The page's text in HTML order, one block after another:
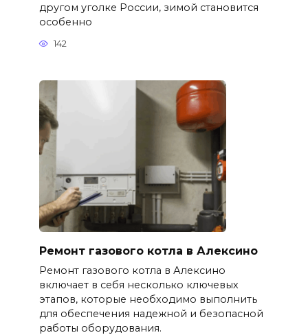
другом уголке России, зимой становится
особенно
142
Ремонт газового котла в Алексино
Ремонт газового котла в Алексино
включает в себя несколько ключевых
этапов, которые необходимо выполнить
для обеспечения надежной и безопасной
работы оборудования.